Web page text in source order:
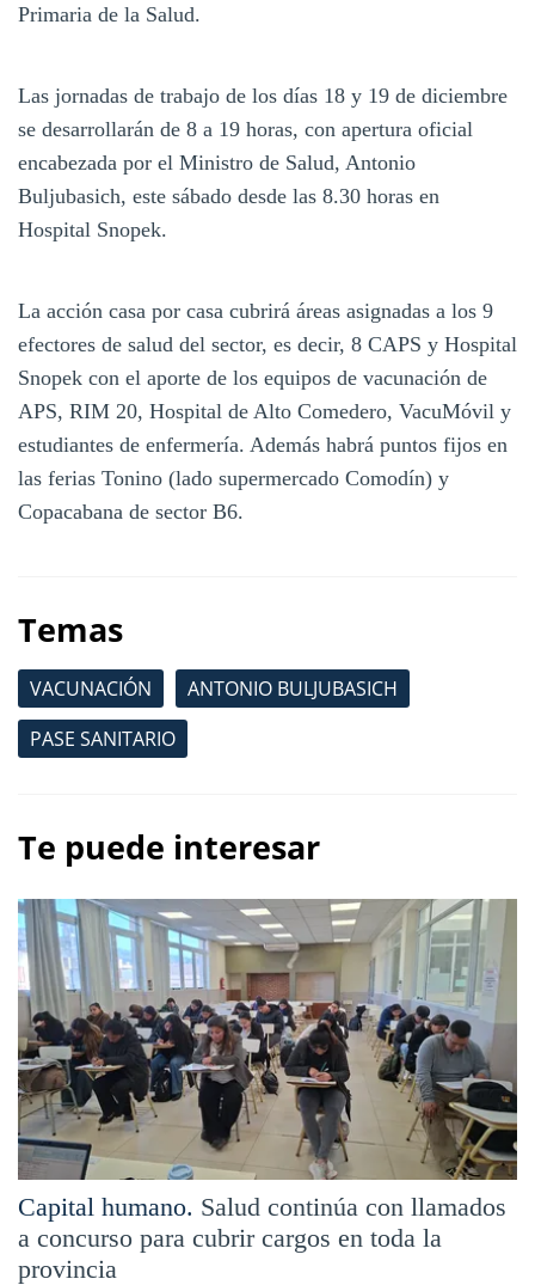
Primaria de la Salud.
Las jornadas de trabajo de los días 18 y 19 de diciembre
se desarrollarán de 8 a 19 horas, con apertura oficial
encabezada por el Ministro de Salud, Antonio
Buljubasich, este sábado desde las 8.30 horas en
Hospital Snopek.
La acción casa por casa cubrirá áreas asignadas a los 9
efectores de salud del sector, es decir, 8 CAPS y Hospital
Snopek con el aporte de los equipos de vacunación de
APS, RIM 20, Hospital de Alto Comedero, VacuMóvil y
estudiantes de enfermería. Además habrá puntos fijos en
las ferias Tonino (lado supermercado Comodín) y
Copacabana de sector B6.
Temas
VACUNACIÓN
ANTONIO BULJUBASICH
PASE SANITARIO
Te puede interesar
Capital humano. Salud continúa con llamados
a concurso para cubrir cargos en toda la
provincia